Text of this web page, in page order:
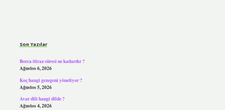
Son Yazılar
Borca itiraz süresi ne kadardır ?
Ağustos 6, 2026
Koç hangi gezegeni yönetiyor ?
Ağustos 5, 2026
Avar dili hangi dilde ?
Ağustos 4, 2026